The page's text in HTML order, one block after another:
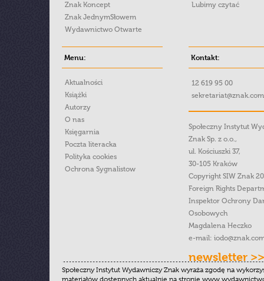
Znak Koncept
Znak JednymSłowem
Wydawnictwo Otwarte
Lubimy czytać
Menu:
Aktualności
Książki
Autorzy
O nas
Księgarnia
Poczta literacka
Polityka cookies
Ochrona Sygnalistow
Kontakt:
12 619 95 00
Społeczny Instytut
Znak Sp. z o.o.,
ul. Kościuszki 37,
30-105 Kraków
Copyright SIW Znak
Foreign Rights
Inspektor Ochrony
Osobowych
Magdalena Heczko
e-mail:
newsletter >>
Społeczny Instytut Wydawniczy Znak wyraża zgodę na
materiałów dostępnych aktualnie na stronie